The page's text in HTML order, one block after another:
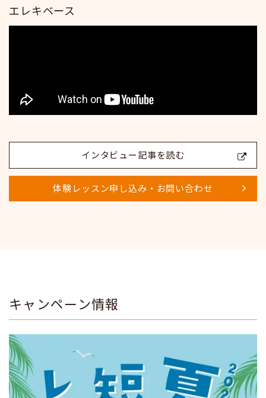
エレキベース
インタビュー記事を読む
体験レッスン申し込み・お問い合わせ
キャンペーン情報